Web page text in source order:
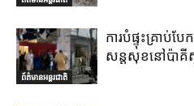
ព័ត៌មានអន្តរជាតិ
ការបំផ្ទុះគ្រាប់ប
សន្តសុខនៅប៉ាគីស្